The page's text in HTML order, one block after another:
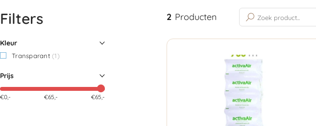
Filters
Kleur
Transparant(1)
Prijs
€0,- €65 ,- €65,-
2 Producten Gesorteerd